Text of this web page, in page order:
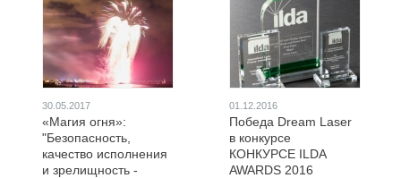
30.05.2017
«Магия огня»:
"Безопасность,
качество исполнения
и зрелищность -
01.12.2016
Победа Dream Laser
в конкурсе
КОНКУРСЕ ILDA
AWARDS 2016